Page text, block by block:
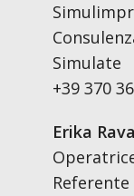
Simulate
+39 370
Erika